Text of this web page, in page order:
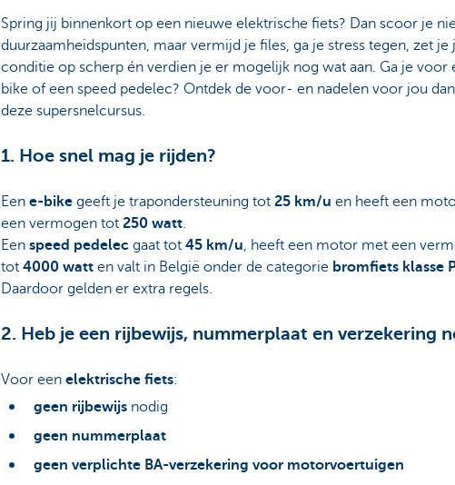
Spring jij binnenkort op een nieuwe elektrische fiets? Dan scoor je
duurzaamheidspunten, maar vermijd je files, ga je stress tegen, zet je
conditie op scherp én verdien je er mogelijk nog wat aan. Ga je voor
bike of een speed pedelec? Ontdek de voor- en nadelen voor jou
deze supersnelcursus.
1. Hoe snel mag je rijden?
Een e-bikegeeft je trapondersteuning tot 25 km/u en heeft een
een vermogen tot 250 watt.
Een speed pedelec gaat tot 45 km/u , heeft een motor met een
tot 4000 watten valt in België onder de categorie bromfiets klasse
Daardoor gelden er extra regels.
2. Heb je een rijbewijs, nummerplaat en verzekering
Voor een elektrische fiets:
geen rijbewijsnodig
geen nummerplaat
geen verplichte BA-verzekering voor motorvoertuigen